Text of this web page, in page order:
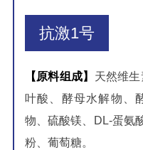
抗激1号
【原料组成】 天然维
叶酸、酵母水解物、
物、硫酸镁、DL-蛋氨
粉、葡萄糖。